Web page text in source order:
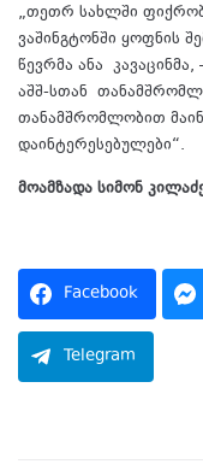
„თეთრ სახლში
ვაშინგტონში ყოფნის
წევრმა ანა
აშშ-სთან
თანამშრომლობით
დაინტერესებულები“.
მოამზადა სიმონ
Facebook
Telegram